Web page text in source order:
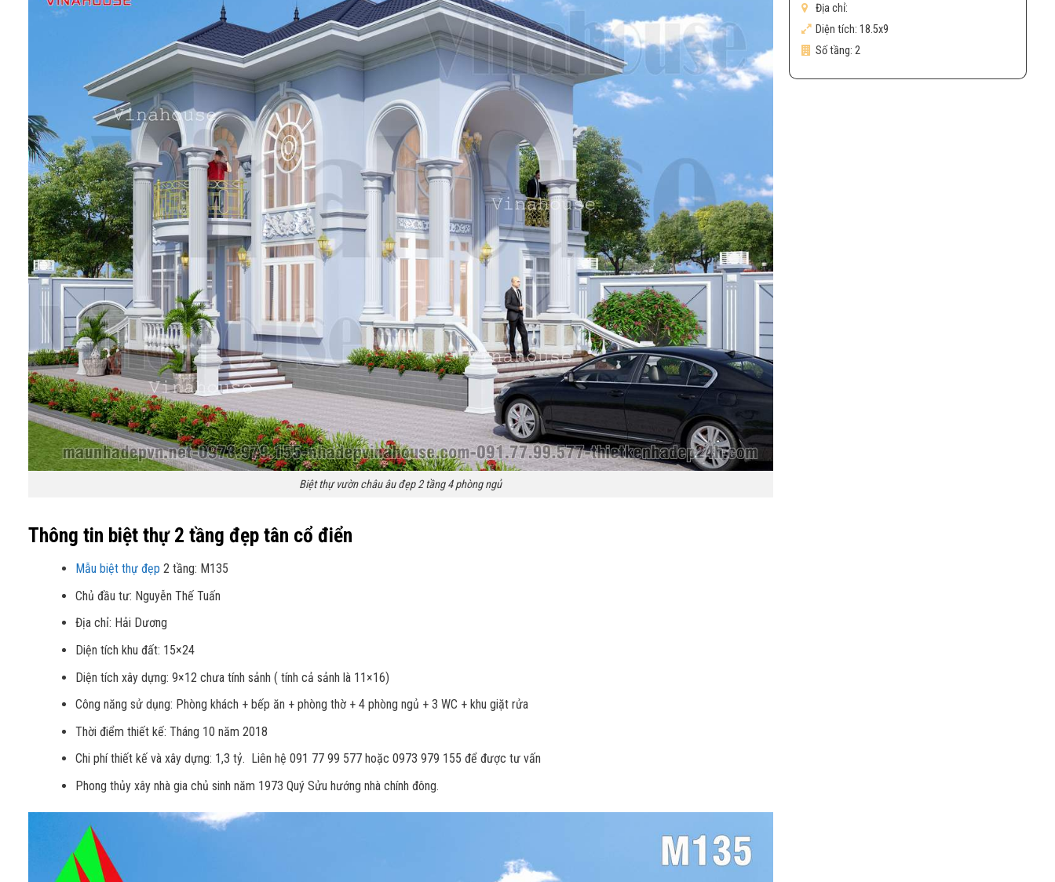
Biệt thự vườn châu âu đẹp 2 tầng 4 phòng ngủ
Thông tin biệt thự 2 tầng đẹp tân cổ điển
Mẫu biệt thự đẹp 2 tầng: M135
Chủ đầu tư: Nguyễn Thế Tuấn
Địa chỉ: Hải Dương
Diện tích khu đất: 15×24
Diện tích xây dựng: 9×12 chưa tính sảnh ( tính cả sảnh là 11×16)
Công năng sử dụng: Phòng khách + bếp ăn + phòng thờ + 4 phòng ngủ + 3 WC + khu giặt rửa
Thời điểm thiết kế: Tháng 10 năm 2018
Chi phí thiết kế và xây dựng: 1,3 tỷ. Liên hệ 091 77 99 577 hoặc 0973 979 155 để được tư vấn
Phong thủy xây nhà gia chủ sinh năm 1973 Quý Sửu hướng nhà chính đông.
Địa chỉ:
Diện tích: 18.5x9
Số tầng: 2